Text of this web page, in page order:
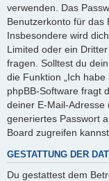
verwenden. Das
Benutzerkonto für das
Insbesondere wird
Limited oder ein
fragen. Solltest du
die Funktion „Ich
phpBB-Software fragt
deiner E-Mail-
generiertes Passwort
Board zugreifen kannst.
GESTATTUNG DER
Du gestattest dem